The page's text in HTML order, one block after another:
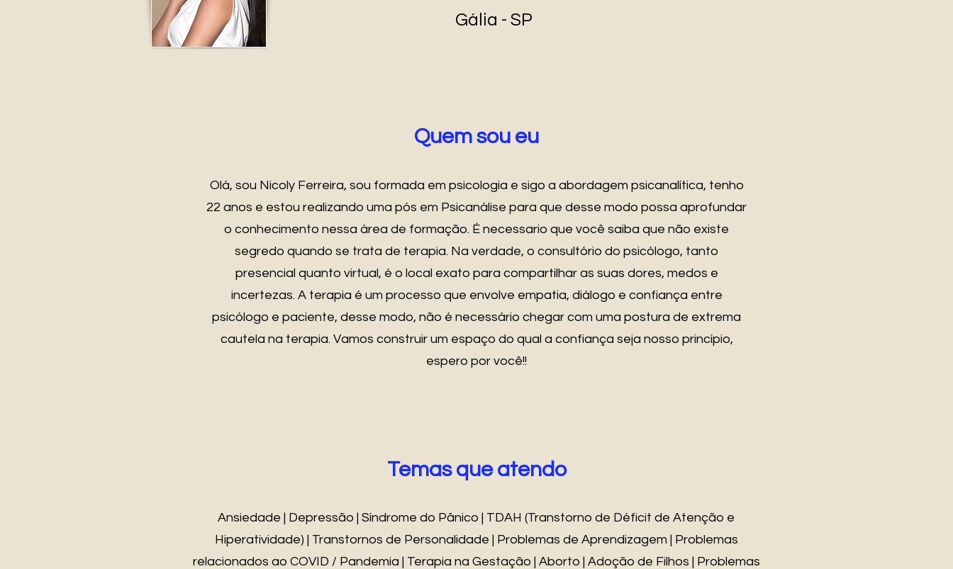
Gália - SP
Quem sou eu
Olá, sou Nicoly Ferreira, sou formada em psicologia e sigo a abordagem psicanalítica, tenho
22 anos e estou realizando uma pós em Psicanálise para que desse modo possa aprofundar
o conhecimento nessa área de formação. É necessario que você saiba que não existe
segredo quando se trata de terapia. Na verdade, o consultório do psicólogo, tanto
presencial quanto virtual, é o local exato para compartilhar as suas dores, medos e
incertezas. A terapia é um processo que envolve empatia, diálogo e confiança entre
psicólogo e paciente, desse modo, não é necessário chegar com uma postura de extrema
cautela na terapia. Vamos construir um espaço do qual a confiança seja nosso princípio,
espero por você!!
Temas que atendo
Ansiedade | Depressão | Síndrome do Pânico | TDAH (Transtorno de Déficit de Atenção e
Hiperatividade) | Transtornos de Personalidade | Problemas de Aprendizagem | Problemas
relacionados ao COVID / Pandemia | Terapia na Gestação | Aborto | Adoção de Filhos | Problemas